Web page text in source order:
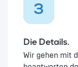
3
Die Details.
Wir gehen mit